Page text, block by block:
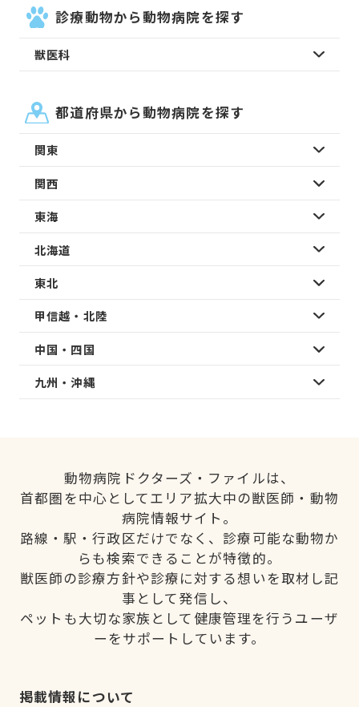
診療動物から動物病院を探す
獣医科
都道府県から動物病院を探す
関東
関西
東海
北海道
東北
甲信越・北陸
中国・四国
九州・沖縄
動物病院ドクターズ・ファイルは、
首都圏を中心としてエリア拡大中の獣医師・動物
病院情報サイト。
路線・駅・行政区だけでなく、診療可能な動物か
らも検索できることが特徴的。
獣医師の診療方針や診療に対する想いを取材し記
事として発信し、
ペットも大切な家族として健康管理を行うユーザ
ーをサポートしています。
掲載情報について